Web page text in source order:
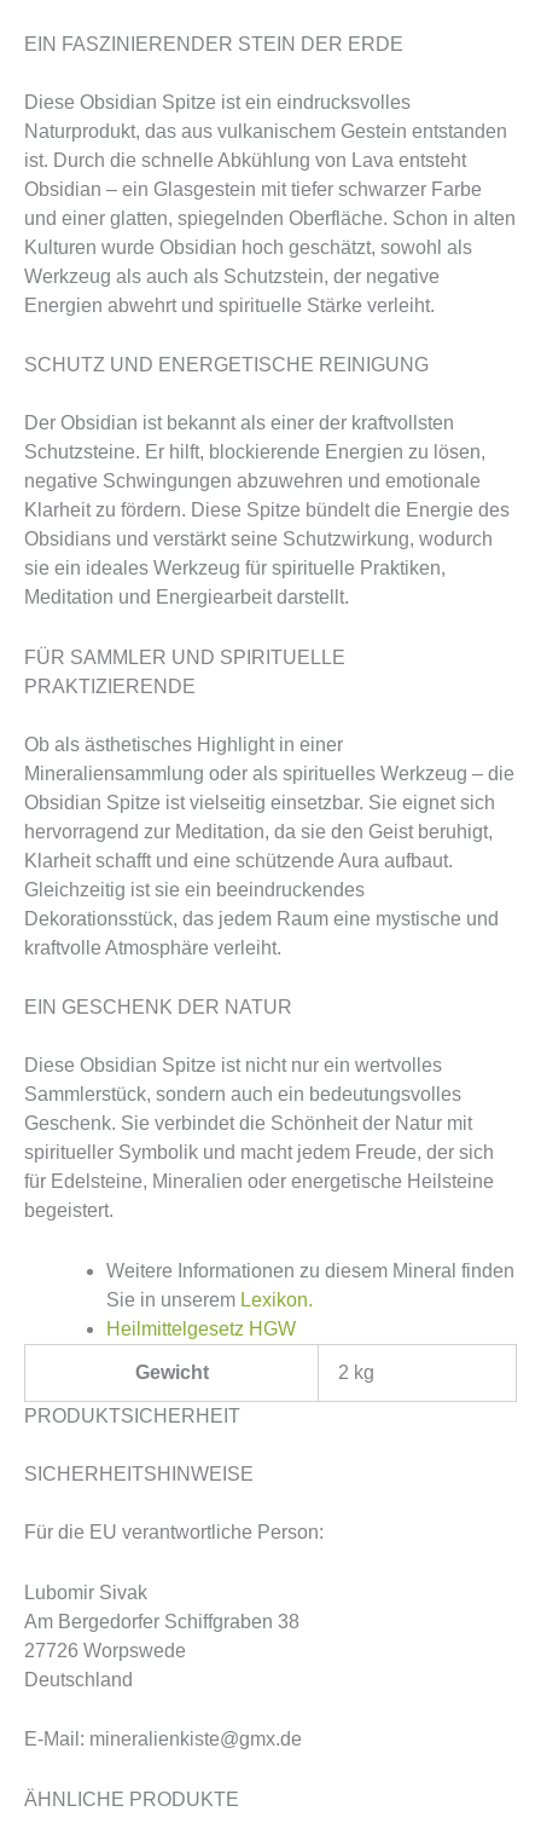
EIN FASZINIERENDER STEIN DER ERDE
Diese Obsidian Spitze ist ein eindrucksvolles
Naturprodukt, das aus vulkanischem Gestein entstanden
ist. Durch die schnelle Abkühlung von Lava entsteht
Obsidian – ein Glasgestein mit tiefer schwarzer Farbe
und einer glatten, spiegelnden Oberfläche. Schon in alten
Kulturen wurde Obsidian hoch geschätzt, sowohl als
Werkzeug als auch als Schutzstein, der negative
Energien abwehrt und spirituelle Stärke verleiht.
SCHUTZ UND ENERGETISCHE REINIGUNG
Der Obsidian ist bekannt als einer der kraftvollsten
Schutzsteine. Er hilft, blockierende Energien zu lösen,
negative Schwingungen abzuwehren und emotionale
Klarheit zu fördern. Diese Spitze bündelt die Energie des
Obsidians und verstärkt seine Schutzwirkung, wodurch
sie ein ideales Werkzeug für spirituelle Praktiken,
Meditation und Energiearbeit darstellt.
FÜR SAMMLER UND SPIRITUELLE
PRAKTIZIERENDE
Ob als ästhetisches Highlight in einer
Mineraliensammlung oder als spirituelles Werkzeug – die
Obsidian Spitze ist vielseitig einsetzbar. Sie eignet sich
hervorragend zur Meditation, da sie den Geist beruhigt,
Klarheit schafft und eine schützende Aura aufbaut.
Gleichzeitig ist sie ein beeindruckendes
Dekorationsstück, das jedem Raum eine mystische und
kraftvolle Atmosphäre verleiht.
EIN GESCHENK DER NATUR
Diese Obsidian Spitze ist nicht nur ein wertvolles
Sammlerstück, sondern auch ein bedeutungsvolles
Geschenk. Sie verbindet die Schönheit der Natur mit
spiritueller Symbolik und macht jedem Freude, der sich
für Edelsteine, Mineralien oder energetische Heilsteine
begeistert.
Weitere Informationen zu diesem Mineral finden
Sie in unserem Lexikon.
Heilmittelgesetz HGW
Gewicht 2 kg
PRODUKTSICHERHEIT
SICHERHEITSHINWEISE
Für die EU verantwortliche Person:
Lubomir Sivak
Am Bergedorfer Schiffgraben 38
27726 Worpswede
Deutschland
E-Mail: mineralienkiste@gmx.de
ÄHNLICHE PRODUKTE